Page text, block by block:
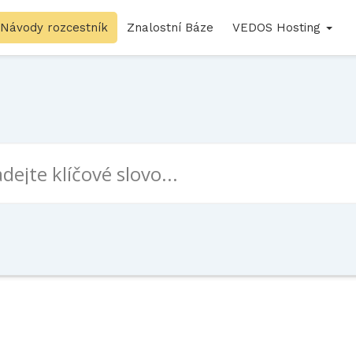
Návody rozcestník Znalostní Báze VEDOS Hosting